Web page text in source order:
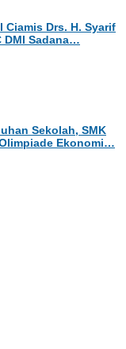
Ciamis Drs. H. Syarif
DMI Sadana…
Sekolah, SMK
Ekonomi…